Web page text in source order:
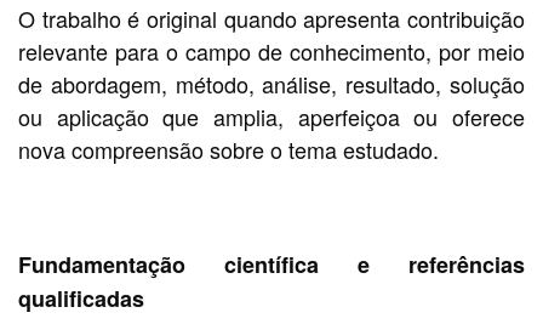
O trabalho é original quando apresenta contribuição
relevante para o campo de conhecimento, por meio
de abordagem, método, análise, resultado, solução
ou aplicação que amplia, aperfeiçoa ou oferece
nova compreensão sobre o tema estudado.
Fundamentação científica e referências
qualificadas